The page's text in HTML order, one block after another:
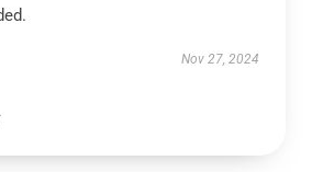
Nov 27, 2024